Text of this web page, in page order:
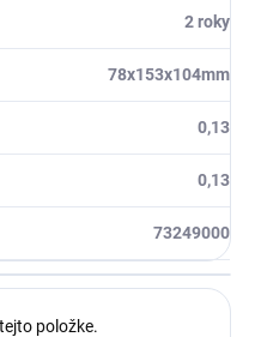
2 roky
78x153x104mm
0,13
0,13
73249000
položke.